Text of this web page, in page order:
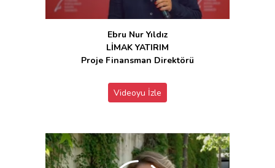
Ebru Nur Yıldız
LİMAK YATIRIM
Proje Finansman Direktörü
Videoyu İzle